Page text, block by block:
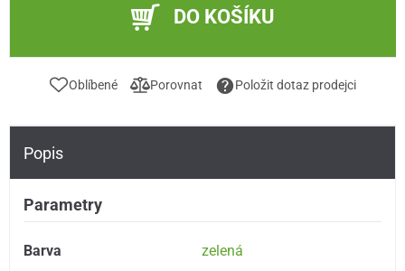
DO KOŠÍKU
Oblíbené Porovnat Položit dotaz prodejci
Popis
Parametry
Barva zelená